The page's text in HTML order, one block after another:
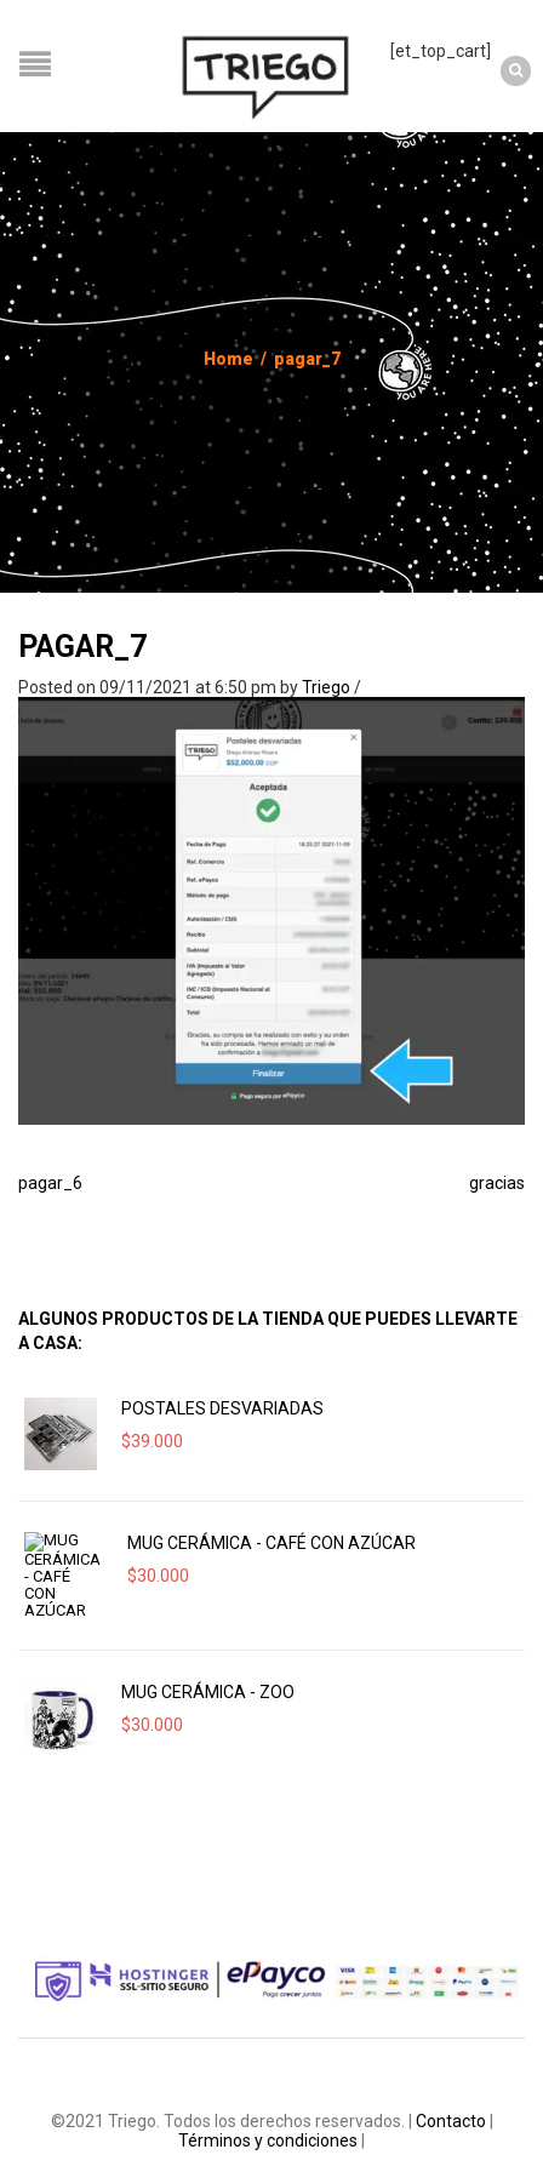
[et_top_cart]
Home / pagar_7
PAGAR_7
Posted on 09/11/2021 at 6:50 pm byTriego /
pagar_6 gracias
ALGUNOS PRODUCTOS DE LA TIENDA QUE PUEDES LLEVARTE
A CASA:
POSTALES DESVARIADAS
$39.000
MUG CERÁMICA - CAFÉ CON AZÚCAR
$30.000
MUG CERÁMICA - ZOO
$30.000
©2021 Triego. Todos los derechos reservados. | Contacto |
Términos y condiciones |